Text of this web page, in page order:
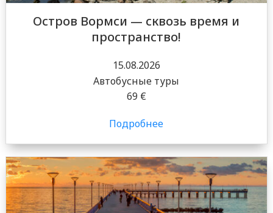
Остров Вормси — сквозь время и
пространство!
15.08.2026
Автобусные туры
69 €
Подробнее